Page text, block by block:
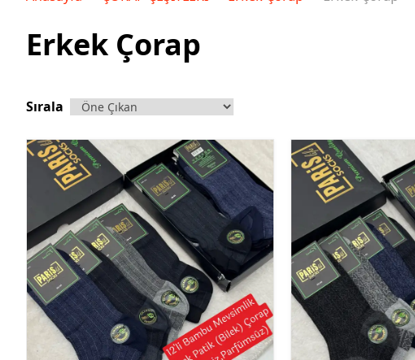
20gr Reyyan Polyester İp
100gr Altınbaşak Polyester İp
Erkek Çorap
Sırala